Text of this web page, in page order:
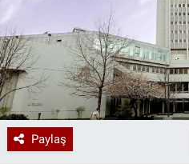
Paylaş
Erişim Bilgileri
Sağlık
Teknoloji
Ramazan